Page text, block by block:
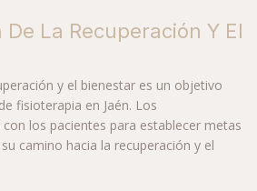
La Recuperación Y El
y el bienestar es un objetivo
fisioterapia en Jaén. Los
los pacientes para establecer metas
camino hacia la recuperación y el